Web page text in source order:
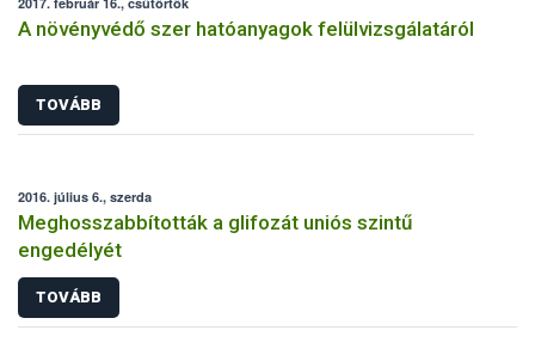
A növényvédő szer hatóanyagok felülvizsgálatáról
TOVÁBB
2016. július 6., szerda
Meghosszabbították a glifozát uniós szintű
engedélyét
TOVÁBB